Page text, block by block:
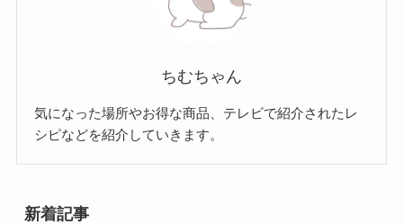
ちむちゃん
気になった場所やお得な商品、テレビで紹介されたレ
シピなどを紹介していきます。
新着記事